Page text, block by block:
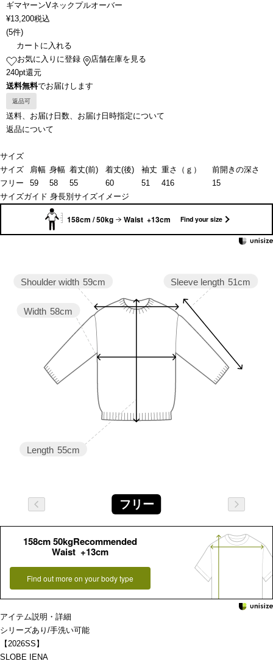
ギマヤーンVネックプルオーバー
¥13,200税込
(5件)
カートに入れる
お気に入りに登録
店舗在庫を見る
240pt還元
送料無料でお届けします
返品可
送料、お届け日数、お届け日時指定について
返品について
サイズ
サイズ
肩幅 身幅 着丈(前) 着丈(後) 袖丈 重さ（ｇ）
前開きの深さ
フリー
59 58 55 60 51 416
15
サイズガイド 身長別サイズイメージ
158cm / 50kg Waist +13cm Find your size
Sleeve length 51cm
Length 55cm
Width 58cm
Shoulder width 59cm
フリー
158cm 50kgRecommended
Waist +13cm
Find out more on your body type
アイテム説明・詳細
シリーズあり/手洗い可能
【2026SS】
SLOBE IENA